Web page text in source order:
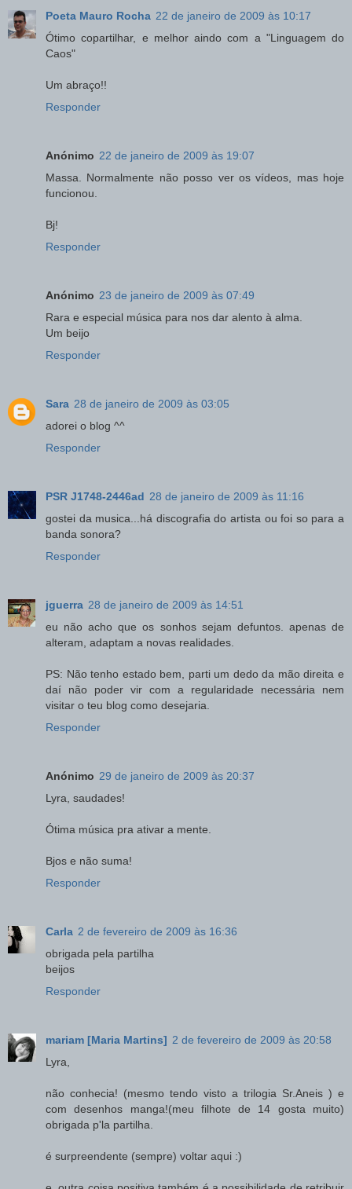
Poeta Mauro Rocha 22 de janeiro de 2009 às 10:17
Ótimo copartilhar, e melhor aindo com a "Linguagem do
Caos"
Um abraço!!
Responder
Anónimo 22 de janeiro de 2009 às 19:07
Massa. Normalmente não posso ver os vídeos, mas hoje
funcionou.
Bj!
Responder
Anónimo 23 de janeiro de 2009 às 07:49
Rara e especial música para nos dar alento à alma.
Um beijo
Responder
Sara 28 de janeiro de 2009 às 03:05
adorei o blog ^^
Responder
PSR J1748-2446ad 28 de janeiro de 2009 às 11:16
gostei da musica...há discografia do artista ou foi so para a
banda sonora?
Responder
jguerra 28 de janeiro de 2009 às 14:51
eu não acho que os sonhos sejam defuntos. apenas de
alteram, adaptam a novas realidades.
PS: Não tenho estado bem, parti um dedo da mão direita e
daí não poder vir com a regularidade necessária nem
visitar o teu blog como desejaria.
Responder
Anónimo 29 de janeiro de 2009 às 20:37
Lyra, saudades!
Ótima música pra ativar a mente.
Bjos e não suma!
Responder
Carla 2 de fevereiro de 2009 às 16:36
obrigada pela partilha
beijos
Responder
mariam [Maria Martins] 2 de fevereiro de 2009 às 20:58
Lyra,
não conhecia! (mesmo tendo visto a trilogia Sr.Aneis ) e
com desenhos manga!(meu filhote de 14 gosta muito)
obrigada p'la partilha.
é surpreendente (sempre) voltar aqui :)